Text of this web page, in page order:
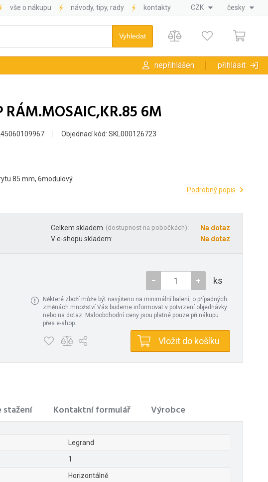
vše o nákupu návody, tipy, rady kontakty CZK česky
nepřihlášen přihlásit
RÁM.MOSAIC,KR.85 6M
Objednací kód: SKL000126723
85 mm, 6modulový.
Podrobný popis
Celkem skladem (dostupnost na pobočkách):
Na dotaz
V e-shopu skladem:
Na dotaz
ks
Některé zboží může být navýšeno na minimální balení, o případných
změnách množství Vás budeme informovat v potvrzení objednávky
nebo na dotaz. Maloobchodní ceny jsou platné pouze při nákupu
přes e-shop.
Vložit do košíku
stažení Kontaktní formulář Výrobce
Legrand
1
Horizontálně